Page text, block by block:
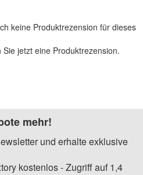
keine Produktrezension für dieses
Sie jetzt eine Produktrezension.
mehr!
und erhalte exklusive
kostenlos - Zugriff auf 1,4